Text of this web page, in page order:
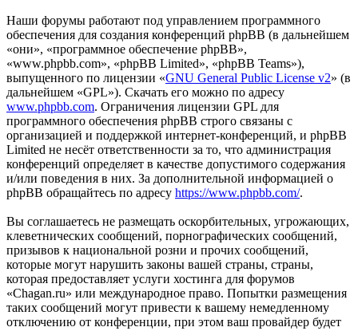
Наши форумы работают под управлением программного
обеспечения для создания конференций phpBB (в дальнейшем
«они», «программное обеспечение phpBB»,
«www.phpbb.com», «phpBB Limited», «phpBB Teams»),
выпущенного по лицензии «GNU General Public License v2» (в
дальнейшем «GPL»). Скачать его можно по адресу
www.phpbb.com. Ограничения лицензии GPL для
программного обеспечения phpBB строго связаны с
организацией и поддержкой интернет-конференций, и phpBB
Limited не несёт ответственности за то, что администрация
конференций определяет в качестве допустимого содержания
и/или поведения в них. За дополнительной информацией о
phpBB обращайтесь по адресу https://www.phpbb.com/.
Вы соглашаетесь не размещать оскорбительных, угрожающих,
клеветнических сообщений, порнографических сообщений,
призывов к национальной розни и прочих сообщений,
которые могут нарушить законы вашей страны, страны,
которая предоставляет услуги хостинга для форумов
«Chagan.ru» или международное право. Попытки размещения
таких сообщений могут привести к вашему немедленному
отключению от конференции, при этом ваш провайдер будет